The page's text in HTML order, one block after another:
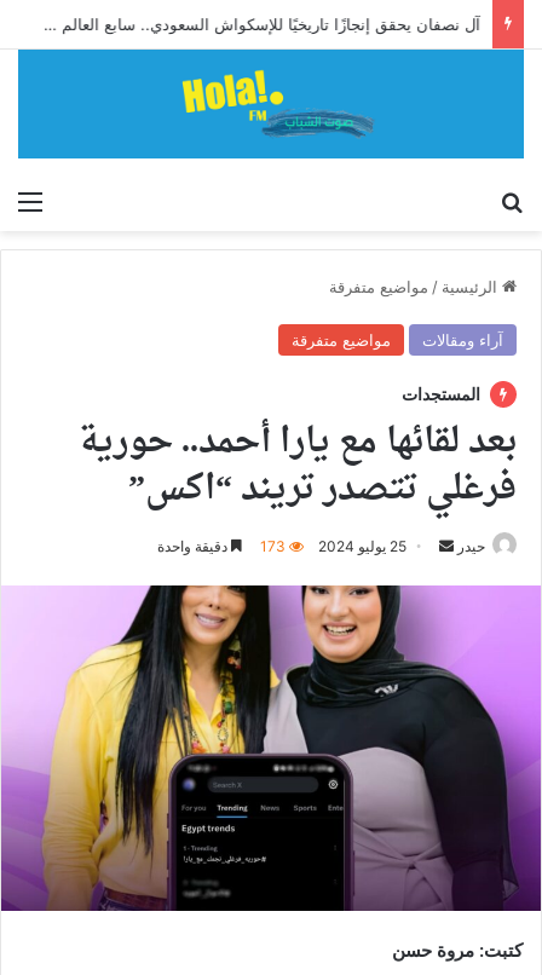
آل نصفان يحقق إنجازًا تاريخيًا للإسكواش السعودي.. سابع العالم وأول آسيوي يبلغ ربع نهائي بطولة العالم للشباب
الرئيسية / مواضيع متفرقة
آراء ومقالات مواضيع متفرقة
المستجدات
بعد لقائها مع يارا أحمد.. حورية
فرغلي تتصدر تريند “اكس”
حيدر
أرسل
إلكترونيا
25 يوليو 2024 173 دقيقة واحدة
كتبت: مروة حسن